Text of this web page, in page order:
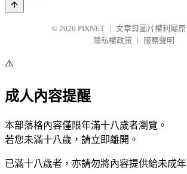
© 2026 PIXNET
文章與圖片權利屬
隱私權政策
服務聲明
⚠️
成人內容提醒
本部落格內容僅限年滿十八歲者瀏覽。
若您未滿十八歲，請立即離開。
已滿十八歲者，亦請勿將內容提供給未成年